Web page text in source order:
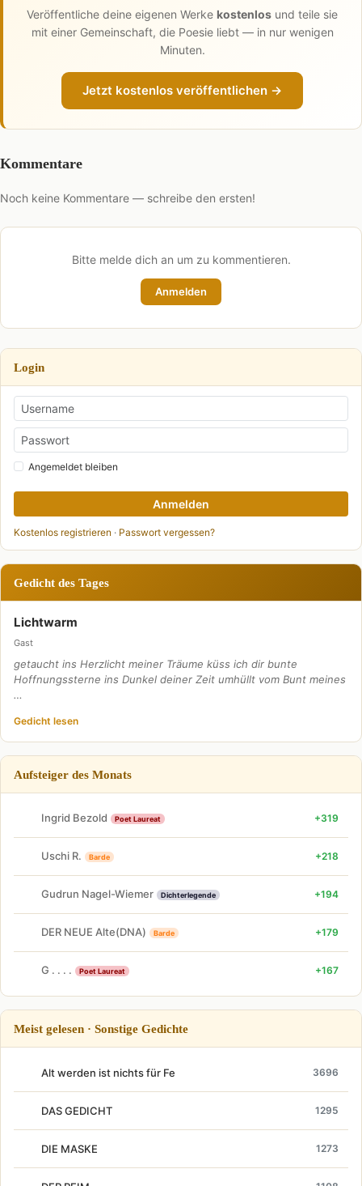
Veröffentliche deine eigenen Werke kostenlos und teile sie
mit einer Gemeinschaft, die Poesie liebt — in nur wenigen
Minuten.
Jetzt kostenlos veröffentlichen →
Kommentare
Noch keine Kommentare — schreibe den ersten!
Bitte melde dich an um zu kommentieren.
Anmelden
Login
Angemeldet bleiben
Anmelden
Kostenlos registrieren · Passwort vergessen?
Gedicht des Tages
Lichtwarm
Gast
getaucht ins Herzlicht meiner Träume küss ich dir bunte
Hoffnungssterne ins Dunkel deiner Zeit umhüllt vom Bunt meines
…
Gedicht lesen
Aufsteiger des Monats
Ingrid Bezold Poet Laureat +319
Uschi R. Barde +218
Gudrun Nagel-Wiemer Dichterlegende +194
DER NEUE Alte(DNA) Barde +179
G . . . . Poet Laureat +167
Meist gelesen · Sonstige Gedichte
Alt werden ist nichts für Fe 3696
DAS GEDICHT 1295
DIE MASKE 1273